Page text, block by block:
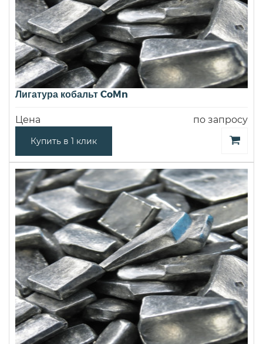
Лигатура кобальт CoMn
Цена по запросу
Купить в 1 клик